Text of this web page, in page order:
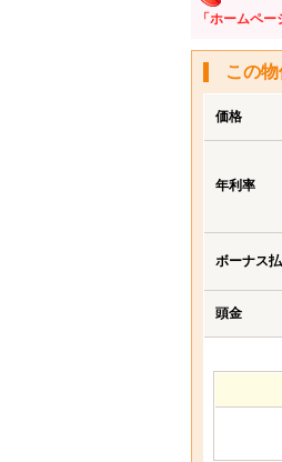
「ホームペー
この
価格
年利率
ボーナス
頭金